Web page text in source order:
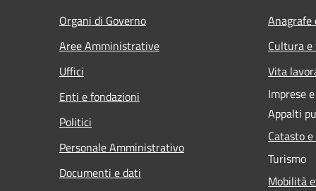
Organi di Governo
Aree Amministrative
Uffici
Enti e fondazioni
Politici
Personale Amministrativo
Documenti e dati
Cultura
Vita
Imprese
Appalti
Catasto
Turismo
Mobilità